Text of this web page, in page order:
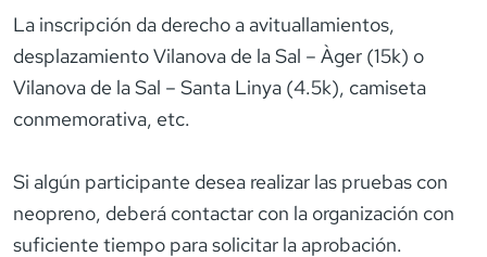
La inscripción da derecho a avituallamientos,
desplazamiento Vilanova de la Sal – Àger (15k) o
Vilanova de la Sal – Santa Linya (4.5k), camiseta
conmemorativa, etc.
Si algún participante desea realizar las pruebas con
neopreno, deberá contactar con la organización con
suficiente tiempo para solicitar la aprobación.